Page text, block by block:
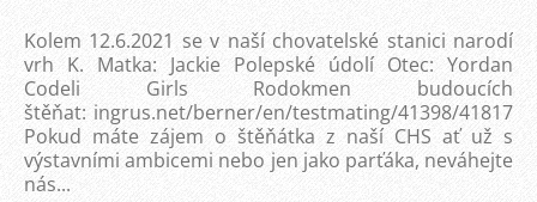
Kolem 12.6.2021 se v naší chovatelské stanici narodí
vrh K. Matka: Jackie Polepské údolí Otec: Yordan
Codeli Girls Rodokmen budoucích
štěňat: ingrus.net/berner/en/testmating/41398/41817
Pokud máte zájem o štěňátka z naší CHS ať už s
výstavními ambicemi nebo jen jako parťáka, neváhejte
nás...